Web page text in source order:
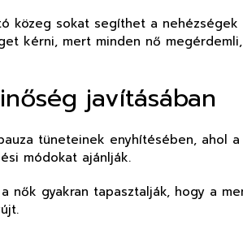
sokat segíthet a
kérni, mert minden nő
javításában
tüneteinek enyhítésében, ahol
módokat ajánlják.
gyakran tapasztalják, hogy a